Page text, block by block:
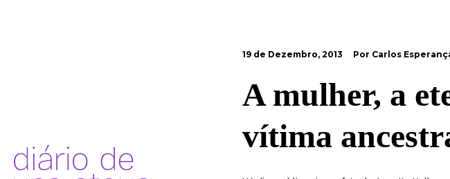
19 de Dezembro, 2013 Por Carlos
A mulher, a
vítima